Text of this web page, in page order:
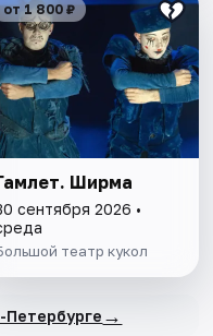
от 1 800 ₽
Ширма
сентября 2026 •
театр кукол
Петербурге →